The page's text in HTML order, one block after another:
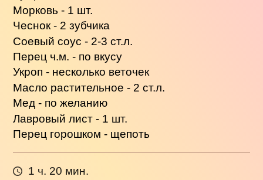
Морковь - 1 шт.
Чеснок - 2 зубчика
Соевый соус - 2-3 ст.л.
Перец ч.м. - по вкусу
Укроп - несколько веточек
Масло растительное - 2 ст.л.
Мед - по желанию
Лавровый лист - 1 шт.
Перец горошком - щепоть
1 ч. 20 мин.